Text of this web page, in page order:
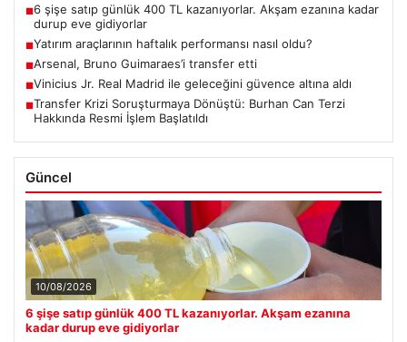
■6 şişe satıp günlük 400 TL kazanıyorlar. Akşam ezanına kadar
durup eve gidiyorlar
■Yatırım araçlarının haftalık performansı nasıl oldu?
■Arsenal, Bruno Guimaraes’i transfer etti
■Vinicius Jr. Real Madrid ile geleceğini güvence altına aldı
■Transfer Krizi Soruşturmaya Dönüştü: Burhan Can Terzi
Hakkında Resmi İşlem Başlatıldı
Güncel
10/08/2026
6 şişe satıp günlük 400 TL kazanıyorlar. Akşam ezanına
kadar durup eve gidiyorlar